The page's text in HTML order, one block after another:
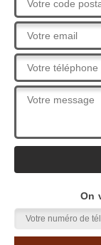
On